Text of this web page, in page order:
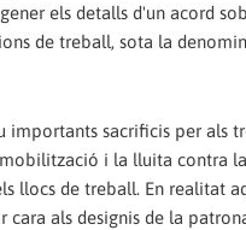
els detalls d'un acord
de treball, sota la
importants sacrificis per als
i la lluita contra
llocs de treball. En realitat
als designis de la